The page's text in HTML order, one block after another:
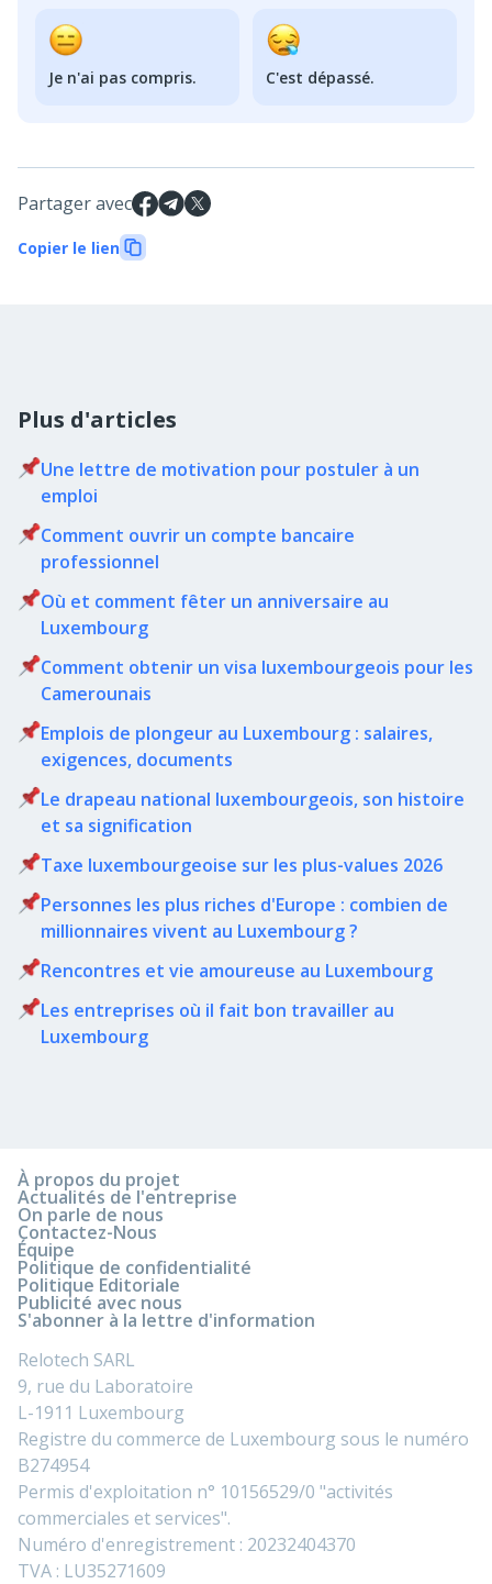
Je n'ai pas compris. C'est dépassé.
Partager avec
Copier le lien
Plus d'articles
Une lettre de motivation pour postuler à un
emploi
Comment ouvrir un compte bancaire
professionnel
Où et comment fêter un anniversaire au
Luxembourg
Comment obtenir un visa luxembourgeois pour les
Camerounais
Emplois de plongeur au Luxembourg : salaires,
exigences, documents
Le drapeau national luxembourgeois, son histoire
et sa signification
Taxe luxembourgeoise sur les plus-values 2026
Personnes les plus riches d'Europe : combien de
millionnaires vivent au Luxembourg ?
Rencontres et vie amoureuse au Luxembourg
Les entreprises où il fait bon travailler au
Luxembourg
À propos du projet
Actualités de l'entreprise
On parle de nous
Contactez-Nous
Équipe
Politique de confidentialité
Politique Editoriale
Publicité avec nous
S'abonner à la lettre d'information
Relotech SARL
9, rue du Laboratoire
L-1911 Luxembourg
Registre du commerce de Luxembourg sous le numéro
B274954
Permis d'exploitation n° 10156529/0 "activités
commerciales et services".
Numéro d'enregistrement : 20232404370
TVA : LU35271609